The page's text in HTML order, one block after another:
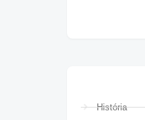
História